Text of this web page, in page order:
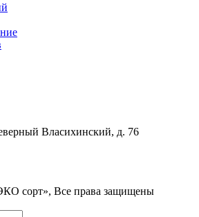
Власихинский, д. 76
сорт», Все права защищены